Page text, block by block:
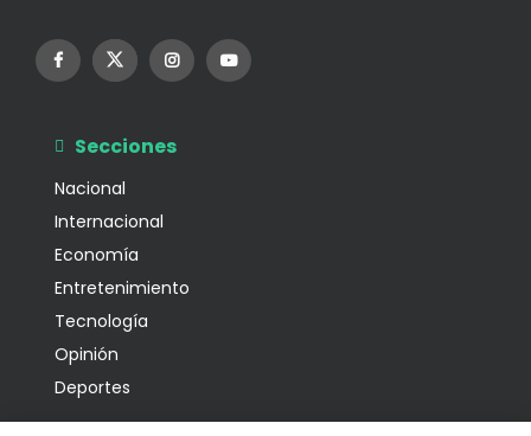
Secciones
Nacional
Internacional
Economía
Entretenimiento
Tecnología
Opinión
Deportes